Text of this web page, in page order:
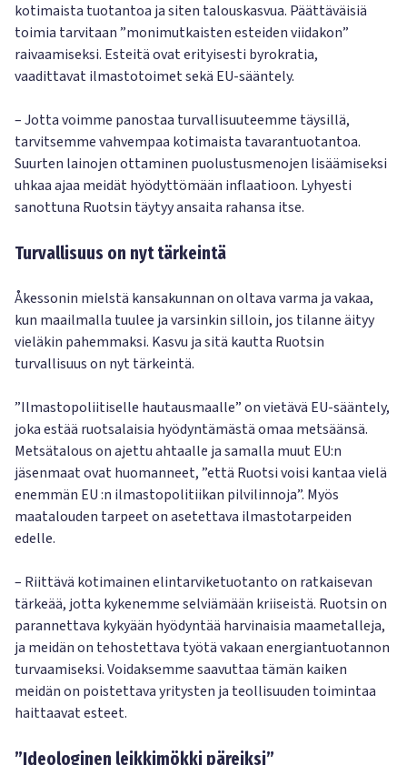
kotimaista tuotantoa ja siten talouskasvua. Päättäväisiä
toimia tarvitaan ”monimutkaisten esteiden viidakon”
raivaamiseksi. Esteitä ovat erityisesti byrokratia,
vaadittavat ilmastotoimet sekä EU-sääntely.
– Jotta voimme panostaa turvallisuuteemme täysillä,
tarvitsemme vahvempaa kotimaista tavarantuotantoa.
Suurten lainojen ottaminen puolustusmenojen lisäämiseksi
uhkaa ajaa meidät hyödyttömään inflaatioon. Lyhyesti
sanottuna Ruotsin täytyy ansaita rahansa itse.
Turvallisuus on nyt tärkeintä
Åkessonin mielstä kansakunnan on oltava varma ja vakaa,
kun maailmalla tuulee ja varsinkin silloin, jos tilanne äityy
vieläkin pahemmaksi. Kasvu ja sitä kautta Ruotsin
turvallisuus on nyt tärkeintä.
”Ilmastopoliitiselle hautausmaalle” on vietävä EU-sääntely,
joka estää ruotsalaisia hyödyntämästä omaa metsäänsä.
Metsätalous on ajettu ahtaalle ja samalla muut EU:n
jäsenmaat ovat huomanneet, ”että Ruotsi voisi kantaa vielä
enemmän EU :n ilmastopolitiikan pilvilinnoja”. Myös
maatalouden tarpeet on asetettava ilmastotarpeiden
edelle.
– Riittävä kotimainen elintarviketuotanto on ratkaisevan
tärkeää, jotta kykenemme selviämään kriiseistä. Ruotsin on
parannettava kykyään hyödyntää harvinaisia maametalleja,
ja meidän on tehostettava työtä vakaan energiantuotannon
turvaamiseksi. Voidaksemme saavuttaa tämän kaiken
meidän on poistettava yritysten ja teollisuuden toimintaa
haittaavat esteet.
”Ideologinen leikkimökki päreiksi”